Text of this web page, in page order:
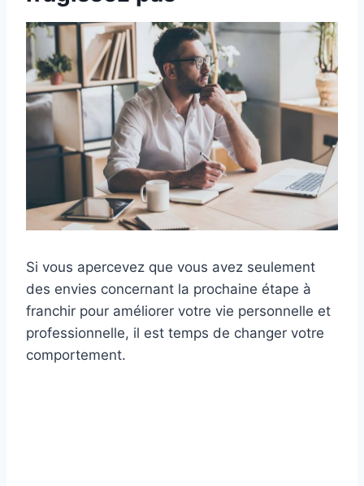
Si vous apercevez que vous avez seulement
des envies concernant la prochaine étape à
franchir pour améliorer votre vie personnelle et
professionnelle, il est temps de changer votre
comportement.